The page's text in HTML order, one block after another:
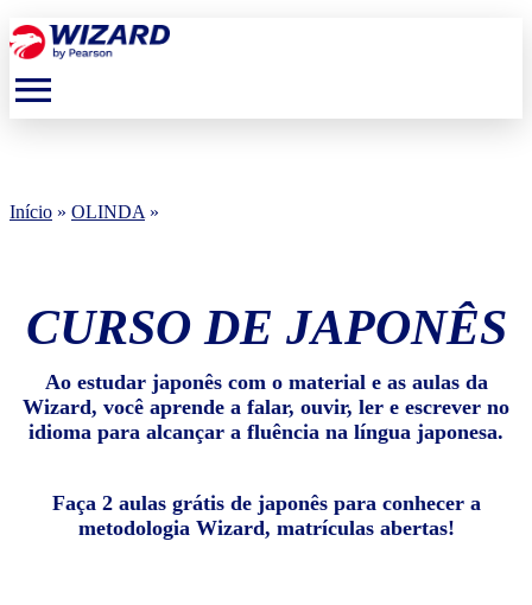
menu
Início » OLINDA »
CURSO DE JAPONÊS
Ao estudar japonês com o material e as aulas da
Wizard, você aprende a falar, ouvir, ler e escrever no
idioma para alcançar a fluência na língua japonesa.
Faça 2 aulas grátis de japonês para conhecer a
metodologia Wizard, matrículas abertas!